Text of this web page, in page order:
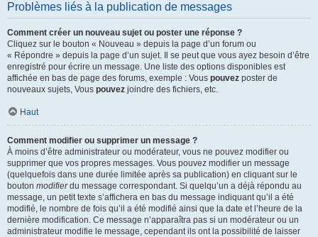
Problèmes liés à la publication de messages
Comment créer un nouveau sujet ou poster une réponse ?
Cliquez sur le bouton « Nouveau » depuis la page d’un forum ou
« Répondre » depuis la page d’un sujet. Il se peut que vous ayez besoin d’être
enregistré pour écrire un message. Une liste des options disponibles est
affichée en bas de page des forums, exemple : Vous pouvez poster de
nouveaux sujets, Vous pouvez joindre des fichiers, etc.
Haut
Comment modifier ou supprimer un message ?
À moins d’être administrateur ou modérateur, vous ne pouvez modifier ou
supprimer que vos propres messages. Vous pouvez modifier un message
(quelquefois dans une durée limitée après sa publication) en cliquant sur le
bouton modifierdu message correspondant. Si quelqu’un a déjà répondu au
message, un petit texte s’affichera en bas du message indiquant qu’il a été
modifié, le nombre de fois qu’il a été modifié ainsi que la date et l’heure de la
dernière modification. Ce message n’apparaîtra pas si un modérateur ou un
administrateur modifie le message, cependant ils ont la possibilité de laisser